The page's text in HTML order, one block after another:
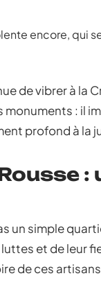
encore, qui
de vibrer à la
monuments : il
profond à la
:
un simple
et de leur
de ces